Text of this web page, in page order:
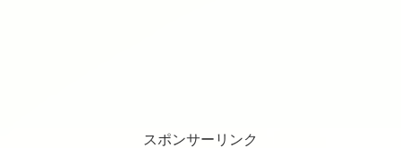
スポンサーリンク